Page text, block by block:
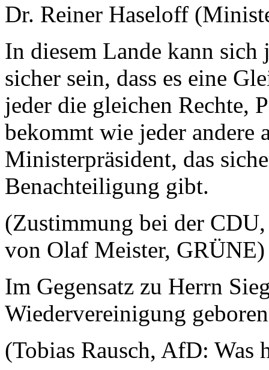
Dr. Reiner Haseloff
In diesem Lande kann
sicher sein, dass es eine
jeder die gleichen Rechte,
bekommt wie jeder andere
Ministerpräsident, das
Benachteiligung gibt.
(Zustimmung bei der
von Olaf Meister, GRÜNE)
Im Gegensatz zu Herrn
Wiedervereinigung
(Tobias Rausch, AfD: Was